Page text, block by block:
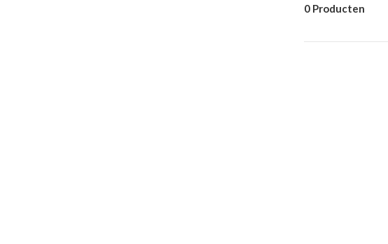
0 Producten